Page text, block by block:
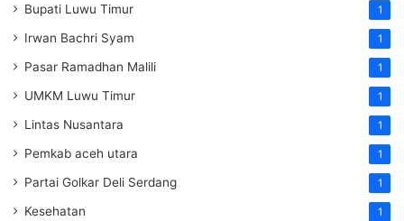
Bupati Luwu Timur 1
Irwan Bachri Syam 1
Pasar Ramadhan Malili 1
UMKM Luwu Timur 1
Lintas Nusantara 1
Pemkab aceh utara 1
Partai Golkar Deli Serdang 1
Kesehatan 1